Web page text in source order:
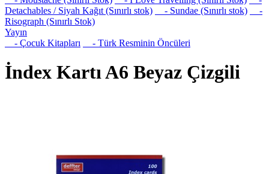
Detachables / Siyah Kağıt (Sınırlı stok)
- Sundae (Sınırlı stok)
-
Risograph (Sınırlı Stok)
Yayın
- Çocuk Kitapları
- Türk Resminin Öncüleri
İndex Kartı A6 Beyaz Çizgili